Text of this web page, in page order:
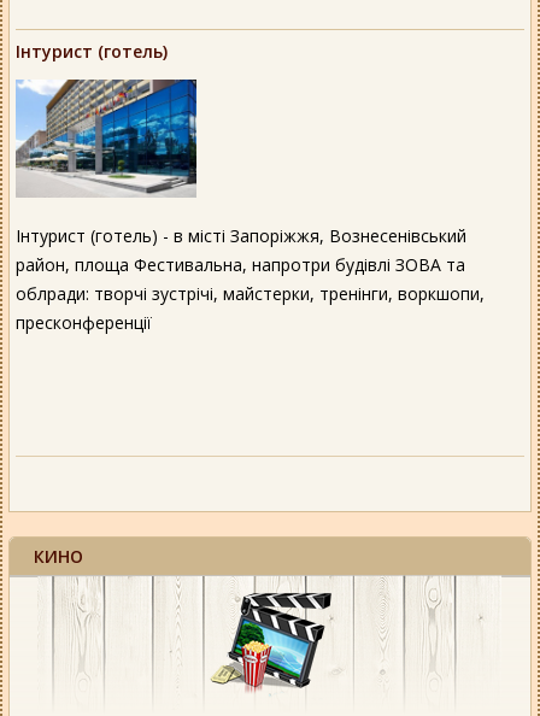
Інтурист (готель)
Інтурист (готель) - в місті Запоріжжя, Вознесенівський
район, площа Фестивальна, напротри будівлі ЗОВА та
облради: творчі зустрічі, майстерки, тренінги, воркшопи,
пресконференції
КИНО